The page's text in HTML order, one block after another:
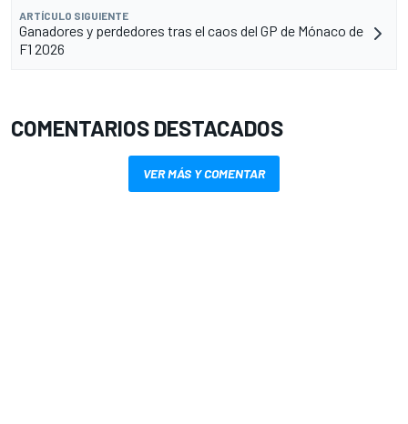
ARTÍCULO SIGUIENTE
Ganadores y perdedores tras el caos del GP de Mónaco de
F1 2026
COMENTARIOS DESTACADOS
VER MÁS Y COMENTAR